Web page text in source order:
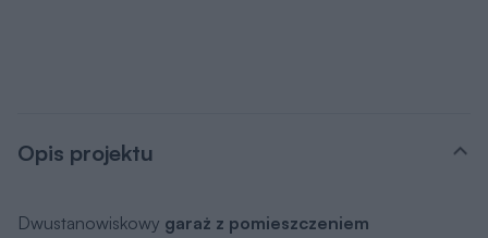
Opis projektu
Dwustanowiskowy garaż z pomieszczeniem